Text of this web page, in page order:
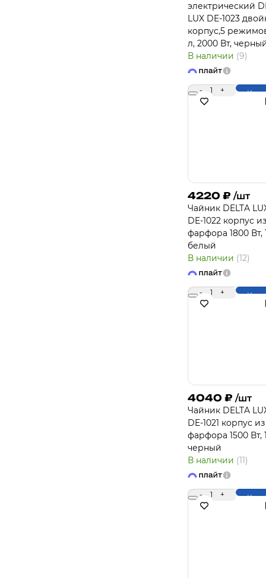
электрический
LUX DE-1023
корпус,5
л, 2000 Вт,
В наличии (9)
- 1 +
4220 ₽ /шт
Чайник DELTA
DE-1022 корпус из
фарфора 1800 Вт,
белый
В наличии (12)
- 1 +
4040 ₽ /шт
Чайник DELTA
DE-1021 корпус из
фарфора 1500 Вт,
черный
В наличии (11)
- 1 +